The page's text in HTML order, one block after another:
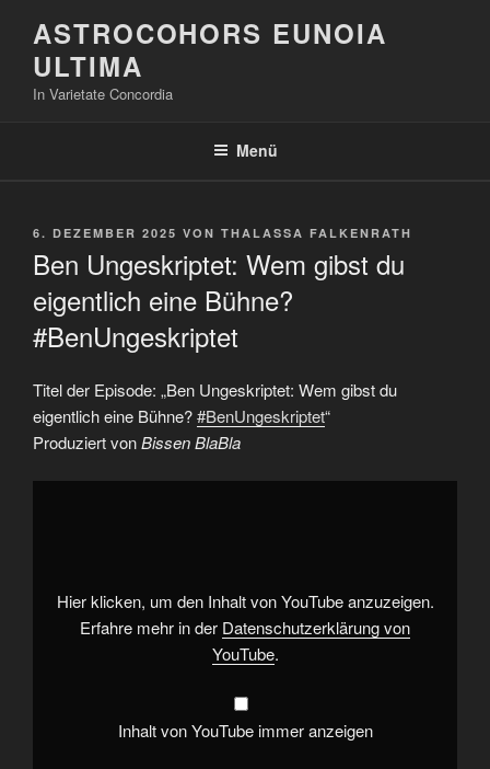
Inhalt
springen
ASTROCOHORS EUNOIA
ULTIMA
In Varietate Concordia
Menü
VERÖFFENTLICHT
6. DEZEMBER 2025 VON THALASSA FALKENRATH
Ben Ungeskriptet: Wem gibst du
eigentlich eine Bühne?
#BenUngeskriptet
Titel der Episode: „Ben Ungeskriptet: Wem gibst du
eigentlich eine Bühne?#BenUngeskriptet“
Produziert vonBissen BlaBla
„Ben
Bühne?
#BenUngeskriptet“
YouTube
Hier klicken, um den Inhalt von YouTube anzuzeigen.
Erfahre mehr in der Datenschutzerklärung von
YouTube.
Inhalt von YouTube immer anzeigen